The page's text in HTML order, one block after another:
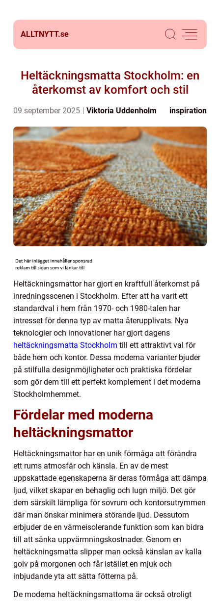
ALLTNYTT.se
Heltäckningsmatta Stockholm: en
återkomst av komfort och stil
09 september 2025 Viktoria Uddenholm inspiration
Heltäckningsmattor har gjort en kraftfull återkomst på
inredningsscenen i Stockholm. Efter att ha varit ett
standardval i hem från 1970- och 1980-talen har
intresset för denna typ av matta återupplivats. Nya
teknologier och innovationer har gjort dagens
heltäckningsmatta Stockholm till ett attraktivt val för
både hem och kontor. Dessa moderna varianter bjuder
på stilfulla designmöjligheter och praktiska fördelar
som gör dem till ett perfekt komplement i det moderna
Stockholmhemmet.
Fördelar med moderna
heltäckningsmattor
Heltäckningsmattor har en unik förmåga att förändra
ett rums atmosfär och känsla. En av de mest
uppskattade egenskaperna är deras förmåga att dämpa
ljud, vilket skapar en behaglig och lugn miljö. Det gör
dem särskilt lämpliga för sovrum och kontorsutrymmen
där man önskar minimera störande ljud. Dessutom
erbjuder de en värmeisolerande funktion som kan bidra
till att sänka uppvärmningskostnader. Genom en
heltäckningsmatta slipper man också känslan av kalla
golv på morgonen och får istället en mjuk och
inbjudande yta att sätta fötterna på.
De moderna heltäckningsmattorna är också otroligt